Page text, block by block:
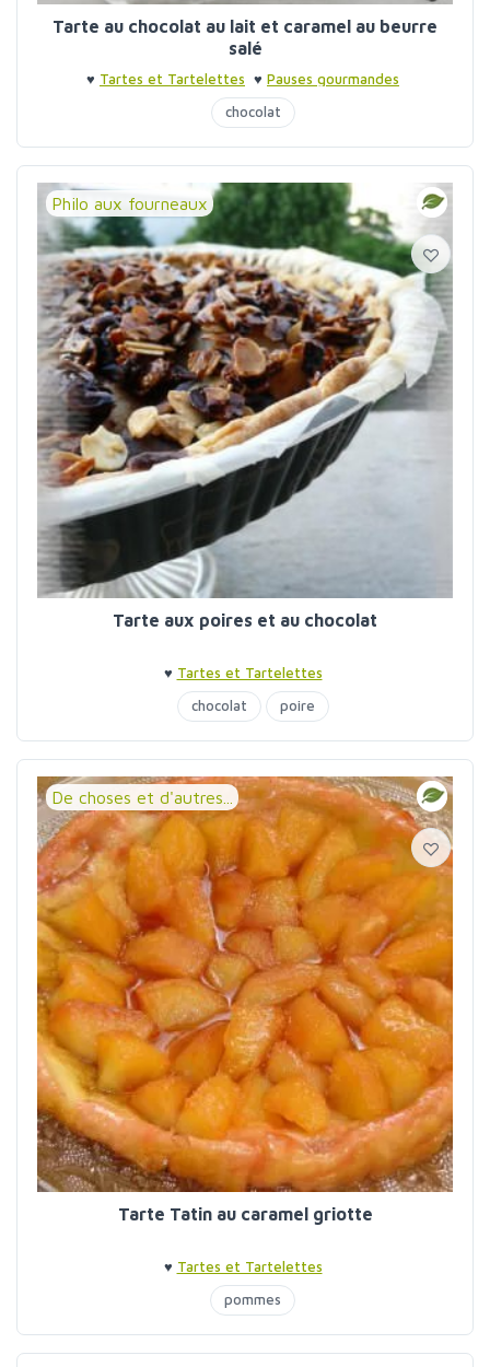
Tarte au chocolat au lait et caramel au beurre
salé
♥ Tartes et Tartelettes ♥ Pauses gourmandes
chocolat
Philo aux fourneaux
Tarte aux poires et au chocolat
♥ Tartes et Tartelettes
chocolat
poire
De choses et d'autres...
Tarte Tatin au caramel griotte
♥ Tartes et Tartelettes
pommes